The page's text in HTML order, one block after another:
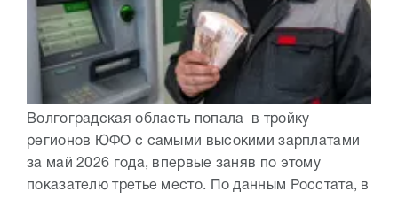
Волгоградская область попала в тройку
регионов ЮФО с самыми высокими зарплатами
за май 2026 года, впервые заняв по этому
показателю третье место. По данным Росстата, в